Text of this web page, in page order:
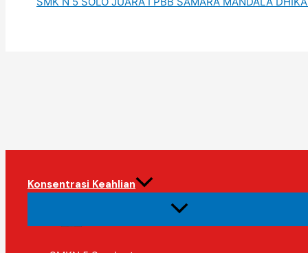
Konsentrasi Keahlian